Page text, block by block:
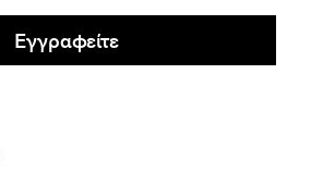
Εγγραφείτε